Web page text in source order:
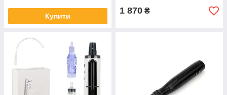
Купити
1 870 ₴